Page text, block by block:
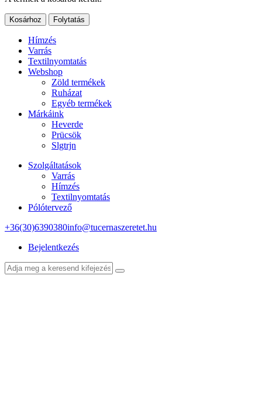
Kosárhoz Folytatás
Hímzés
Varrás
Textilnyomtatás
Webshop
Zöld termékek
Ruházat
Egyéb termékek
Márkáink
Heverde
Prücsök
Slgtrjn
Szolgáltatások
Varrás
Hímzés
Textilnyomtatás
Pólótervező
+36(30)6390380info@tucernaszeretet.hu
Bejelentkezés